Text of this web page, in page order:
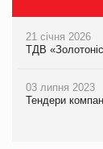
21 січня 2026
ТДВ
03 липня 2023
Тендери